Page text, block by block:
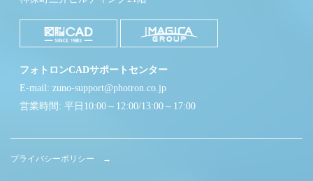
フォトロンCADサポートセンター
E-mail: zuno-support@photron.co.jp
営業時間: 平日10:00～12:00/13:00～17:00
プライバシーポリシー →